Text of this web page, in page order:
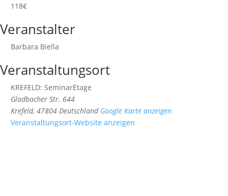
118€
Veranstalter
Barbara Biella
Veranstaltungsort
KREFELD: SeminarEtage
Gladbacher Str. 644
Krefeld, 47804 Deutschland Google Karte anzeigen
Veranstaltungsort-Website anzeigen